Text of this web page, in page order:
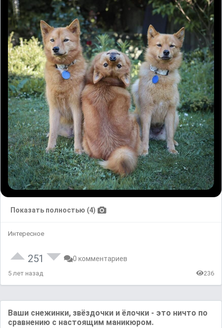
Показать полностью (4)
Интересное
251 0 комментариев
5 лет назад 236
Ваши снежинки, звёздочки и ёлочки - это ничто по
сравнению с настоящим маникюром.